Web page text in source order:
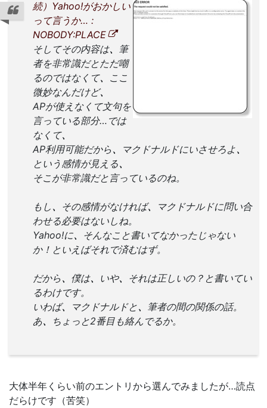
続）Yahoo!がおかしい
って言うか… :
NOBODY:PLACE
そしてその内容は、 筆
者を非常識だとただ嘲
るのではなくて、 ここ
微妙なんだけど、
APが使えなくて文句を
言っている部分…では
なくて、
AP利用可能だから 、 マクドナルドにいさせろよ、
という感情が見える、
そこが非常識だと言っているのね。
もし 、 その感情がなければ、
マクドナルドに問い合
わせる必要はないしね。
Yahoo!に、 そんなこと書いてなかったじゃない
か！といえばそれで済むはず。
だから 、 僕は、 いや、 それは正しいの？と書いてい
るわけです。
いわば、 マクドナルドと、 筆者の間の関係の話。
あ、 ちょっと2番目も絡んでるか。
大体半年くらい前のエントリから選んでみましたが…読点
だらけです（苦笑）